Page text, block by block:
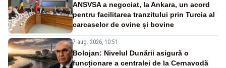
ANSVSA a negociat, la Ankara, un acord
pentru facilitarea tranzitului prin Turcia al
carcaselor de ovine și bovine
7 aug. 2026, 10:51
Bolojan: Nivelul Dunării asigură o
funcționare a centralei de la Cernavodă